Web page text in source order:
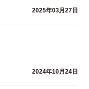
2025年03月27日
2024年10月24日